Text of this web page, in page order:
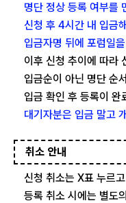
명단 정상 등록 여부를
신청 후 4시간 내 입금
입금자명 뒤에 포럼일
이후 신청 추이에 따라
입금순이 아닌 명단 순
입금 확인 후 등록이 완
대기자분은 입금 말고
취소 안내
신청 취소는 X표 누르
등록 취소 시에는 별도